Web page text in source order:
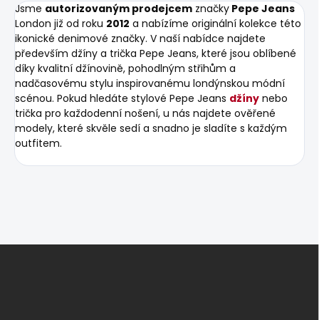
Jsme autorizovaným prodejcem značky Pepe Jeans
London již od roku 2012 a nabízíme originální kolekce této
ikonické denimové značky. V naší nabídce najdete
především džíny a trička Pepe Jeans, které jsou oblíbené
díky kvalitní džínovině, pohodlným střihům a
nadčasovému stylu inspirovanému londýnskou módní
scénou. Pokud hledáte stylové Pepe Jeans džíny nebo
trička pro každodenní nošení, u nás najdete ověřené
modely, které skvěle sedí a snadno je sladíte s každým
outfitem.
Z